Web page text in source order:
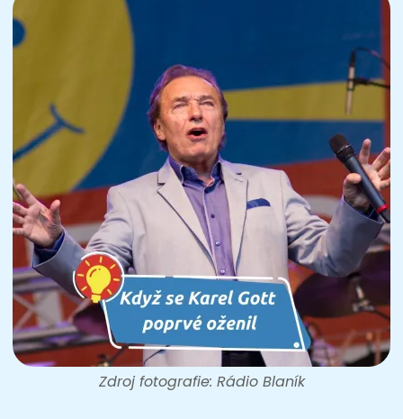
Zdroj fotografie: Rádio Blaník